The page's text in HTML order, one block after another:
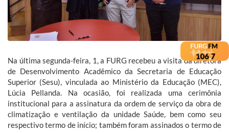
Na última segunda-feira, 1, a FURG recebeu a visita da diretora
de Desenvolvimento Acadêmico da Secretaria de Educação
Superior (Sesu), vinculada ao Ministério da Educação (MEC),
Lúcia Pellanda. Na ocasião, foi realizada uma cerimônia
institucional para a assinatura da ordem de serviço da obra de
climatização e ventilação da unidade Saúde, bem como seu
respectivo termo de início; também foram assinados o termo de